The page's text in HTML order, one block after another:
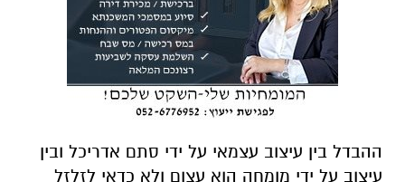
ההבדל בין עיצוב עצמאי על ידי סתם אדריכל ובין
עיצוב על ידי מומחה הוא עצום ולא כדאי לזלזל